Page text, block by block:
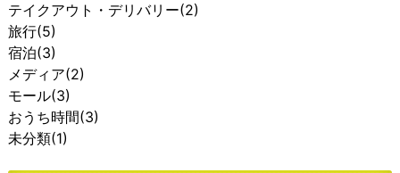
テイクアウト・デリバリー(2)
旅行(5)
宿泊(3)
メディア(2)
モール(3)
おうち時間(3)
未分類(1)